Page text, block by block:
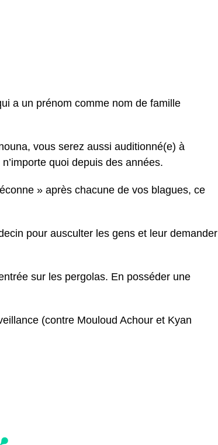
a un prénom comme nom de famille
vous serez aussi auditionné(e) à
quoi depuis des années.
» après chacune de vos blagues, ce
pour ausculter les gens et leur demander
sur les pergolas. En posséder une
(contre Mouloud Achour et Kyan